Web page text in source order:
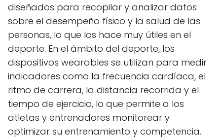
diseñados para recopilar y analizar datos
sobre el desempeño físico y la salud de las
personas, lo que los hace muy útiles en el
deporte. En el ámbito del deporte, los
dispositivos wearables se utilizan para medir
indicadores como la frecuencia cardíaca, el
ritmo de carrera, la distancia recorrida y el
tiempo de ejercicio, lo que permite a los
atletas y entrenadores monitorear y
optimizar su entrenamiento y competencia.